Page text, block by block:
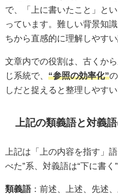
で、「上に書いたこと」と
っています。難しい背景知
ちから直感的に理解しやすい
文章内での役割は、古くか
じ系統で、 “参照の効率化”
しだと捉えると整理しやすい
上記の類義語と対義語
上記は「上の内容を指す」
べた”系、対義語は“下に書く
類義語：前述、上述、先述